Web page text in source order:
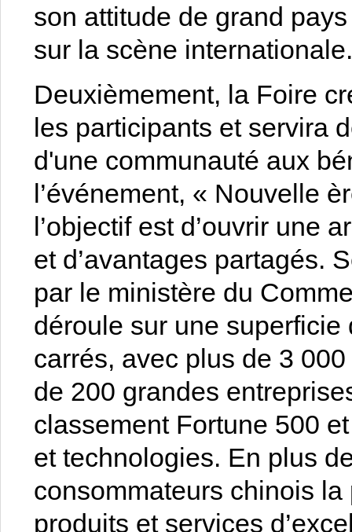
son attitude de grand
sur la scène
Deuxièmement, la Foire
les participants et servira
d'une communauté aux
l’événement, « Nouvelle
l’objectif est d’ouvrir une
et d’avantages partagés.
par le ministère du
déroule sur une superficie
carrés, avec plus de 3
de 200 grandes
classement Fortune 500
et technologies. En plus
consommateurs chinois
produits et services